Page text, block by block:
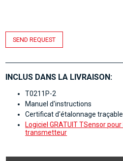
SEND REQUEST
INCLUS DANS LA LIVRAISON:
T0211P-2
Manuel d'instructions
Certificat d'étalonnage traçable
Logiciel GRATUIT TSensor
transmetteur